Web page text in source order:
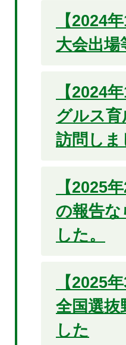
【2024
大会出場
【2024
グルス
訪問しま
【2025
の報告
した。
【2025
全国選抜
した